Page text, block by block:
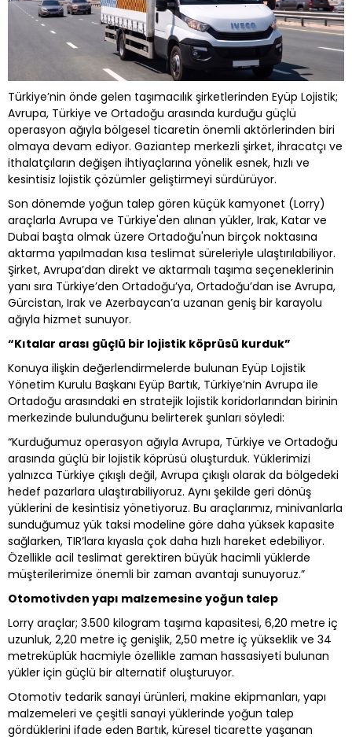
Türkiye’nin önde gelen taşımacılık şirketlerinden Eyüp Lojistik;
Avrupa, Türkiye ve Ortadoğu arasında kurduğu güçlü
operasyon ağıyla bölgesel ticaretin önemli aktörlerinden biri
olmaya devam ediyor. Gaziantep merkezli şirket, ihracatçı ve
ithalatçıların değişen ihtiyaçlarına yönelik esnek, hızlı ve
kesintisiz lojistik çözümler geliştirmeyi sürdürüyor.
Son dönemde yoğun talep gören küçük kamyonet (Lorry)
araçlarla Avrupa ve Türkiye'den alınan yükler, Irak, Katar ve
Dubai başta olmak üzere Ortadoğu'nun birçok noktasına
aktarma yapılmadan kısa teslimat süreleriyle ulaştırılabiliyor.
Şirket, Avrupa’dan direkt ve aktarmalı taşıma seçeneklerinin
yanı sıra Türkiye’den Ortadoğu’ya, Ortadoğu’dan ise Avrupa,
Gürcistan, Irak ve Azerbaycan’a uzanan geniş bir karayolu
ağıyla hizmet sunuyor.
“Kıtalar arası güçlü bir lojistik köprüsü kurduk”
Konuya ilişkin değerlendirmelerde bulunan Eyüp Lojistik
Yönetim Kurulu Başkanı Eyüp Bartık, Türkiye’nin Avrupa ile
Ortadoğu arasındaki en stratejik lojistik koridorlarından birinin
merkezinde bulunduğunu belirterek şunları söyledi:
“Kurduğumuz operasyon ağıyla Avrupa, Türkiye ve Ortadoğu
arasında güçlü bir lojistik köprüsü oluşturduk. Yüklerimizi
yalnızca Türkiye çıkışlı değil, Avrupa çıkışlı olarak da bölgedeki
hedef pazarlara ulaştırabiliyoruz. Aynı şekilde geri dönüş
yüklerini de kesintisiz yönetiyoruz. Bu araçlarımız, minivanlarla
sunduğumuz yük taksi modeline göre daha yüksek kapasite
sağlarken, TIR’lara kıyasla çok daha hızlı hareket edebiliyor.
Özellikle acil teslimat gerektiren büyük hacimli yüklerde
müşterilerimize önemli bir zaman avantajı sunuyoruz.”
Otomotivden yapı malzemesine yoğun talep
Lorry araçlar; 3.500 kilogram taşıma kapasitesi, 6,20 metre iç
uzunluk, 2,20 metre iç genişlik, 2,50 metre iç yükseklik ve 34
metreküplük hacmiyle özellikle zaman hassasiyeti bulunan
yükler için güçlü bir alternatif oluşturuyor.
Otomotiv tedarik sanayi ürünleri, makine ekipmanları, yapı
malzemeleri ve çeşitli sanayi yüklerinde yoğun talep
gördüklerini ifade eden Bartık, küresel ticarette yaşanan